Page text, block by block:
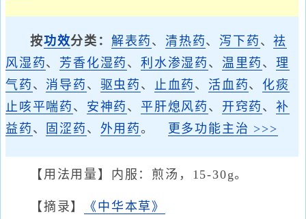
按功效分类： 解表药 、清热药、 泻下药 、祛
风湿药、 芳香化湿药 、利水渗湿药 、 温里药 、理
气药 、 消导药 、 驱虫药 、 止血药 、 活血药、 化痰
止咳平喘药 、 安神药 、 平肝熄风药 、 开窍药 、补
益药 、 固涩药 、 外用药。 更多功能主治 >>>
【用法用量】内服：煎汤，15-30g。
【摘录】 《中华本草》